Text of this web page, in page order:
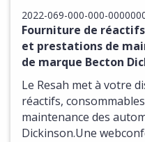
2022-069-000-000-
Fourniture de
et prestations de
de marque Becton
Le Resah met à votre
réactifs,
maintenance des
Dickinson.Une